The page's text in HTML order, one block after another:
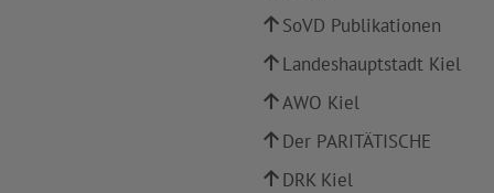
SoVD Publikationen
Landeshauptstadt Kiel
AWO Kiel
Der PARITÄTISCHE
DRK Kiel